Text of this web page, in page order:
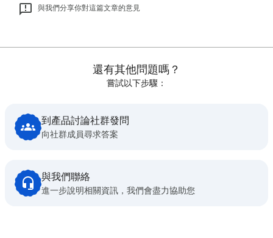
與我們分享你對這篇文章的意見
還有其他問題嗎？
嘗試以下步驟：
到產品討論社群發問
向社群成員尋求答案
與我們聯絡
進一步說明相關資訊，我們會盡力協助您